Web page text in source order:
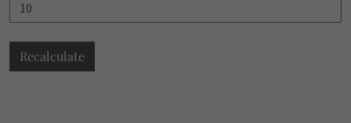
Recalculate